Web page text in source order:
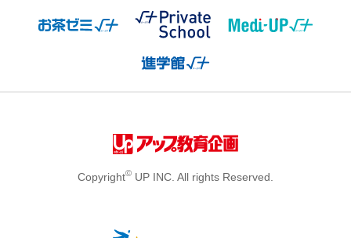
Copyright© UP INC. All rights Reserved.